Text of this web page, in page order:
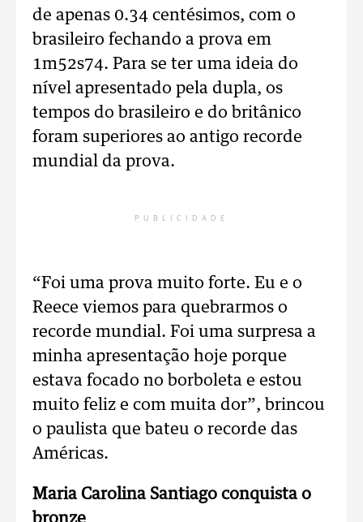
de apenas 0.34 centésimos, com o
brasileiro fechando a prova em
1m52s74. Para se ter uma ideia do
nível apresentado pela dupla, os
tempos do brasileiro e do britânico
foram superiores ao antigo recorde
mundial da prova.
PUBLICIDADE
“Foi uma prova muito forte. Eu e o
Reece viemos para quebrarmos o
recorde mundial. Foi uma surpresa a
minha apresentação hoje porque
estava focado no borboleta e estou
muito feliz e com muita dor”, brincou
o paulista que bateu o recorde das
Américas.
Maria Carolina Santiago conquista o
bronze